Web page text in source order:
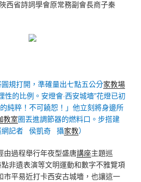
西省詩詞學會原常務副會長商子秦
規打開，準確量出七點五公分家教場
性的比例。安燈會·西安城墻”花燈已初
純粹！不可饒恕！」他立刻將身邊所
教室圈丟進調節器的燃料口。步搭建
網記者 侯凱奇 攝家教）
由過程舉行年夜型盛唐講座主題巡
點非遺表演等文明運動和數字不雅覽項
市平易近打卡西安古城墻，也讓這一